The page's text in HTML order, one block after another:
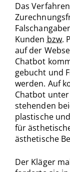
Das
Kundenbzw.
auf der
Chatbot
gebucht und
werden. Auf
Chatbot
stehenden
plastische
für
ästhetische
Der Kläger